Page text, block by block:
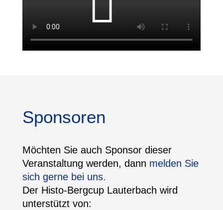
Sponsoren
Möchten Sie auch Sponsor dieser
Veranstaltung werden, dann melden Sie
sich gerne bei uns.
Der Histo-Bergcup Lauterbach wird
unterstützt von: